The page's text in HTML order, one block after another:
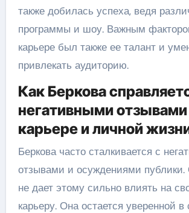
также добилась успеха, ведя
программы и шоу. Важным
карьере был также ее талант и
привлекать аудиторию.
Как Беркова
негативными отзывами
карьере и личной
Беркова часто сталкивается с
отзывами и осуждениями публики.
не дает этому сильно влиять на
карьеру. Она остается уверенной в